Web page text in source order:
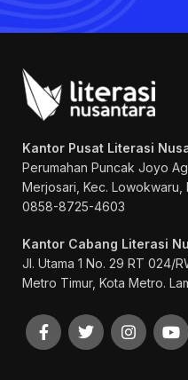
Kantor Pusat Literasi
Perumahan Puncak Joyo
Merjosari, Kec. Lowokwaru,
0858-8725-4603
Kantor Cabang Literasi
Jl. Utama 1 No. 29 RT 024/
Metro Timur, Kota Metro.